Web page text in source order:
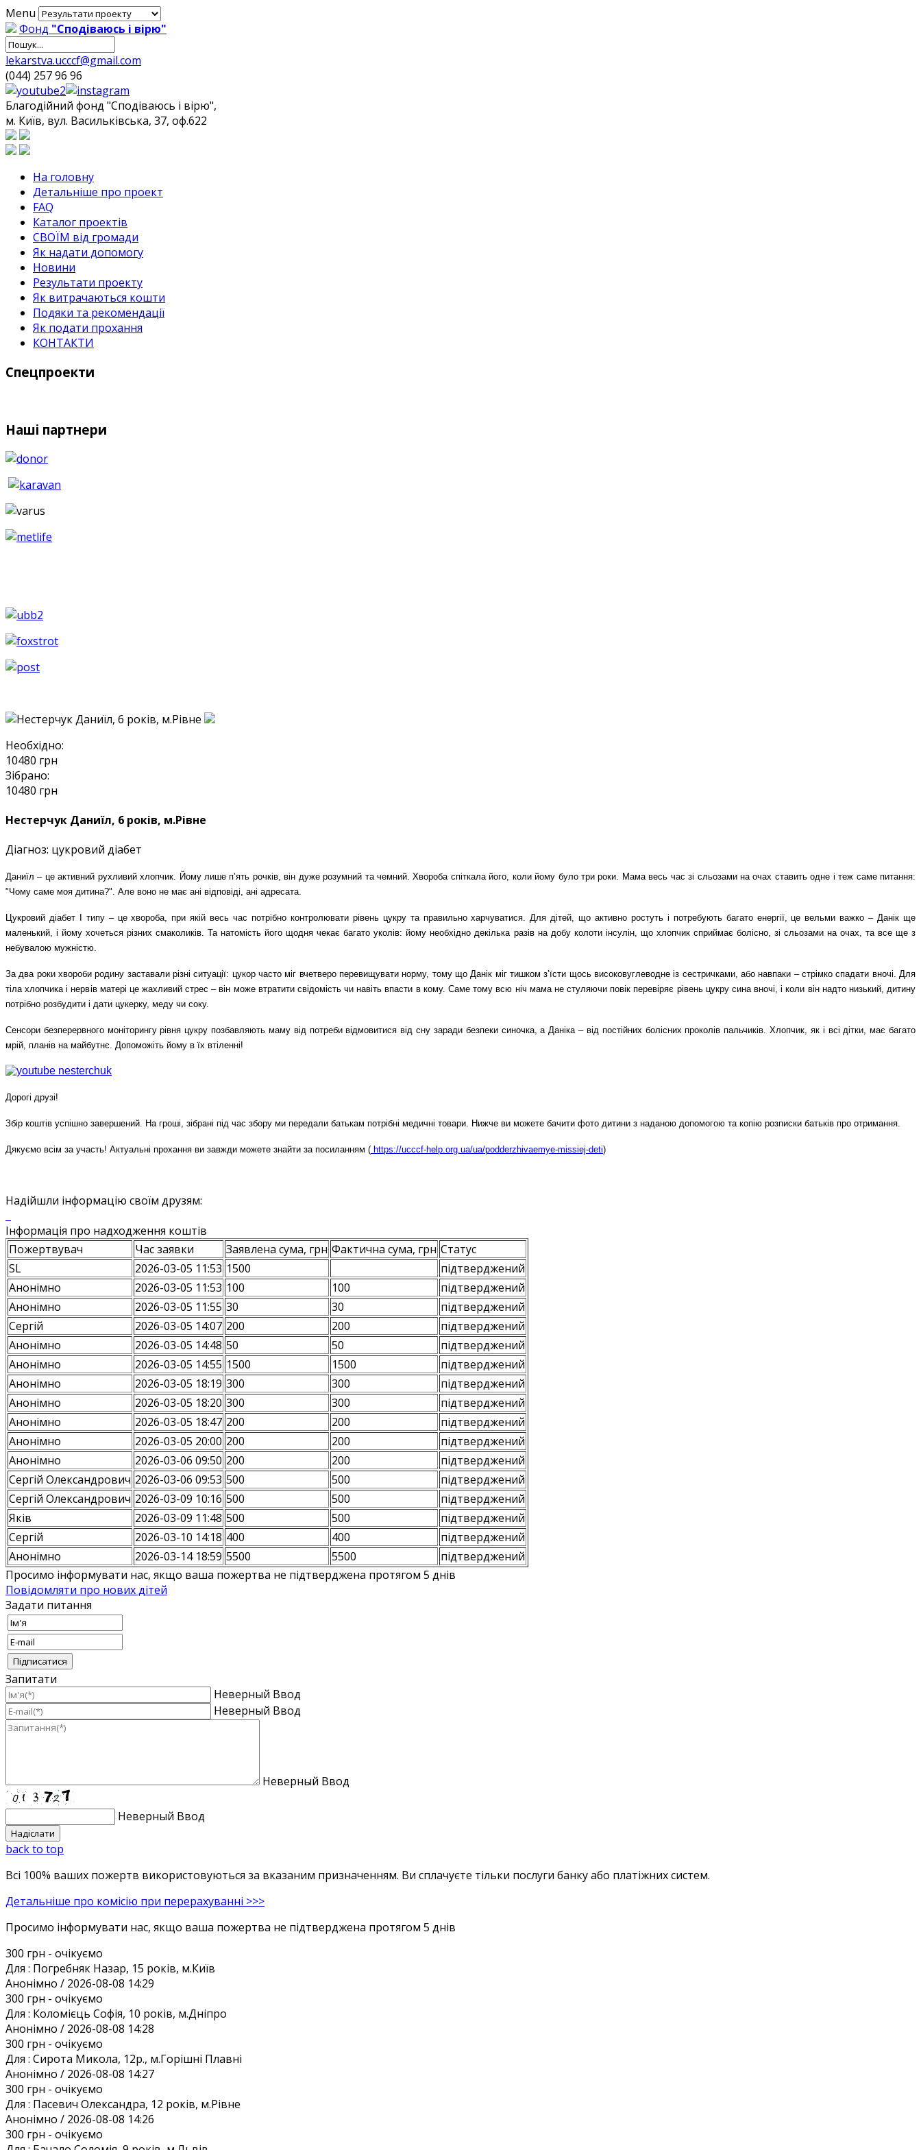
Menu
Фонд "Сподіваюсь і вірю"
lekarstva.ucccf@gmail.com
(044) 257 96 96
Благодійний фонд "Сподіваюсь і вірю",
м. Київ, вул. Васильківська, 37, оф.622
На головну
Детальніше про проект
FAQ
Каталог проектів
СВОЇМ від громади
Як надати допомогу
Новини
Результати проекту
Як витрачаються кошти
Подяки та рекомендації
Як подати прохання
КОНТАКТИ
Спецпроекти
Наші партнери
Необхідно:
10480 грн
Зібрано:
10480 грн
Нестерчук Даниїл, 6 років, м.Рівне
Діагноз: цукровий діабет
Даниїл – це активний рухливий хлопчик. Йому лише пʼять рочків, він дуже розумний та чемний. Хвороба спіткала його, коли йому було три роки. Мама весь час зі сльозами на очах ставить одне і теж саме питання:
"Чому саме моя дитина?". Але воно не має ані відповіді, ані адресата.
Цукровий діабет І типу – це хвороба, при якій весь час потрібно контролювати рівень цукру та правильно харчуватися. Для дітей, що активно ростуть і потребують багато енергії, це вельми важко – Данік ще
маленький, і йому хочеться різних смаколиків. Та натомість його щодня чекає багато уколів: йому необхідно декілька разів на добу колоти інсулін, що хлопчик сприймає болісно, зі сльозами на очах, та все ще з
небувалою мужністю.
За два роки хвороби родину заставали різні ситуації: цукор часто міг вчетверо перевищувати норму, тому що Данік міг тишком зʼїсти щось високовуглеводне із сестричками, або навпаки – стрімко спадати вночі. Для
тіла хлопчика і нервів матері це жахливий стрес – він може втратити свідомість чи навіть впасти в кому. Саме тому всю ніч мама не стуляючи повік перевіряє рівень цукру сина вночі, і коли він надто низький, дитину
потрібно розбудити і дати цукерку, меду чи соку.
Сенсори безперервного моніторингу рівня цукру позбавляють маму від потреби відмовитися від сну заради безпеки синочка, а Даніка – від постійних болісних проколів пальчиків. Хлопчик, як і всі дітки, має багато
мрій, планів на майбутнє. Допоможіть йому в їх втіленні!
Дорогі друзі!
Збір коштів успішно завершений. На гроші, зібрані під час збору ми передали батькам потрібні медичні товари. Нижче ви можете бачити фото дитини з наданою допомогою та копію розписки батьків про отримання.
Дякуємо всім за участь! Актуальні прохання ви завжди можете знайти за посиланням ( https://ucccf-help.org.ua/ua/podderzhivaemye-missiej-deti)
Надійшли інформацію своїм друзям:
Інформація про надходження коштів
Пожертвувач
Час заявки Заявлена сума, грн Фактична сума, грн Статус
SL
2026-03-05 11:53 1500
підтверджений
Анонiмно
2026-03-05 11:53 100 100
підтверджений
Анонiмно
2026-03-05 11:55 30 30
підтверджений
Сергій
2026-03-05 14:07 200 200
підтверджений
Анонiмно
2026-03-05 14:48 50 50
підтверджений
Анонiмно
2026-03-05 14:55 1500 1500
підтверджений
Анонiмно
2026-03-05 18:19 300 300
підтверджений
Анонiмно
2026-03-05 18:20 300 300
підтверджений
Анонiмно
2026-03-05 18:47 200 200
підтверджений
Анонiмно
2026-03-05 20:00 200 200
підтверджений
Анонiмно
2026-03-06 09:50 200 200
підтверджений
Сергій Олександрович 2026-03-06 09:53 500 500
підтверджений
Сергій Олександрович 2026-03-09 10:16 500 500
підтверджений
Яків
2026-03-09 11:48 500 500
підтверджений
Сергій
2026-03-10 14:18 400 400
підтверджений
Анонiмно
2026-03-14 18:59 5500 5500
підтверджений
Просимо інформувати нас, якщо ваша пожертва не підтверджена протягом 5 днів
Повідомляти про нових дітей
Задати питання
Запитати
Неверный Ввод
Неверный Ввод
Неверный Ввод
Неверный Ввод
back to top
Всі 100% ваших пожертв використовуються за вказаним призначенням. Ви сплачуєте тільки послуги банку або платіжних систем.
Детальніше про комісію при перерахуванні >>>
Просимо інформувати нас, якщо ваша пожертва не підтверджена протягом 5 днів
300 грн - очікуємо
Для : Погребняк Назар, 15 років, м.Київ
Анонiмно / 2026-08-08 14:29
300 грн - очікуємо
Для : Коломієць Софія, 10 років, м.Дніпро
Анонiмно / 2026-08-08 14:28
300 грн - очікуємо
Для : Сирота Микола, 12р., м.Горішні Плавні
Анонiмно / 2026-08-08 14:27
300 грн - очікуємо
Для : Пасевич Олександра, 12 років, м.Рівне
Анонiмно / 2026-08-08 14:26
300 грн - очікуємо